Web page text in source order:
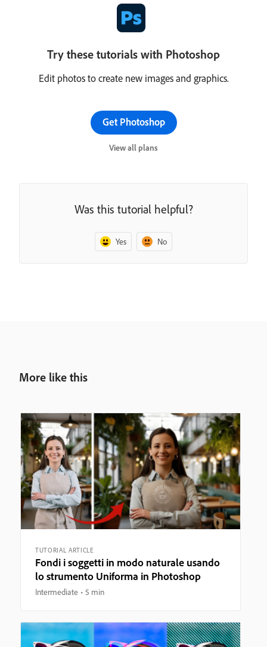
Try these tutorials with Photoshop
Edit photos to create new images and graphics.
Get Photoshop
View all plans
Was this tutorial helpful?
Yes No
More like this
TUTORIAL ARTICLE
Fondi i soggetti in modo naturale usando
lo strumento Uniforma in Photoshop
Intermediate 5 min